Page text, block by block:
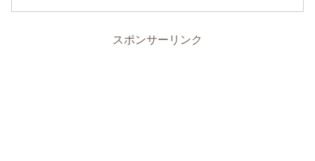
スポンサーリンク